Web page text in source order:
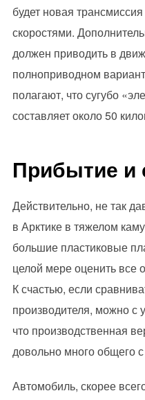
будет новая
скоростями.
должен приводить в
полноприводном
полагают, что сугубо
составляет около 50
Прибытие и
Действительно, не так
в Арктике в тяжелом
большие пластиковые
целой мере оценить все
К счастью, если
производителя, можно с
что производственная
довольно много общего
Автомобиль, скорее